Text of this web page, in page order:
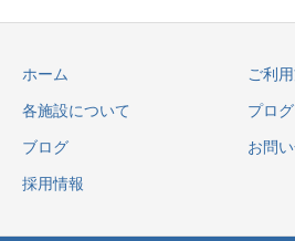
ホーム ご利
各施設について プロ
ブログ お問
採用情報